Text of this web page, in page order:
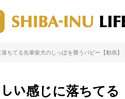
ちてる先輩柴犬のしっぽを襲うパピー【動画】
い感じに落ちてる